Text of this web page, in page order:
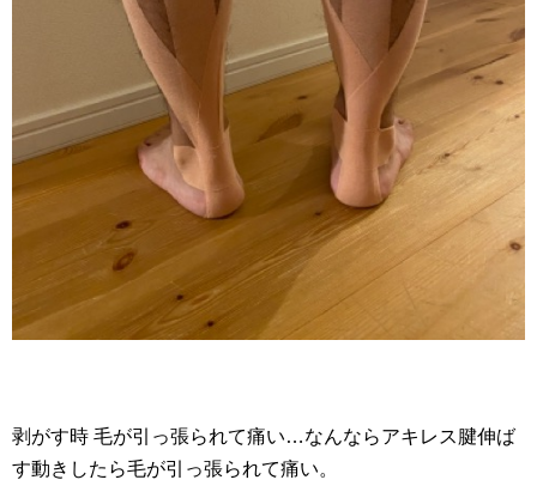
剥がす時 毛が引っ張られて痛い…なんならアキレス腱伸ば
す動きしたら毛が引っ張られて痛い。